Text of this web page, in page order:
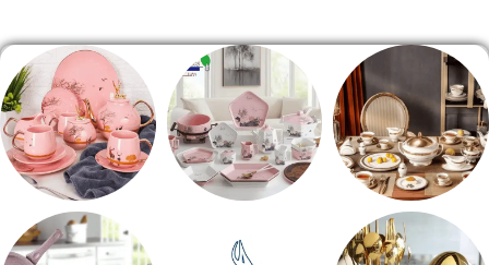
طقم سفره شاي بالجاتوه